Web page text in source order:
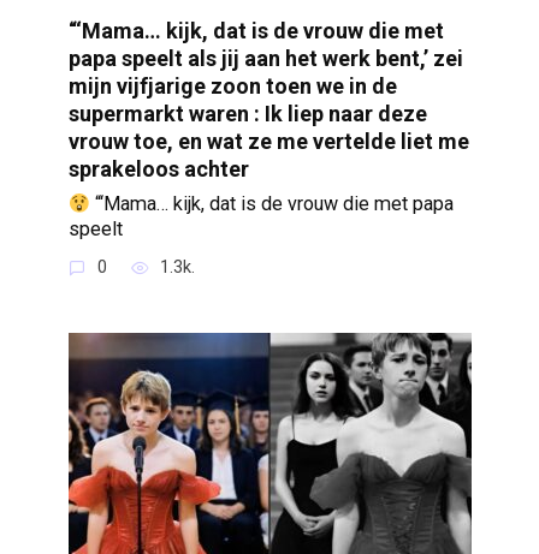
“‘Mama… kijk, dat is de vrouw die met
papa speelt als jij aan het werk bent,’ zei
mijn vijfjarige zoon toen we in de
supermarkt waren : Ik liep naar deze
vrouw toe, en wat ze me vertelde liet me
sprakeloos achter
“‘Mama… kijk, dat is de vrouw die met papa
speelt
0 1.3k.